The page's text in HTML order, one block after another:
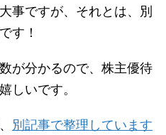
事ですが、それとは、別
す！
が分かるので、株主優待
しいです。
別記事で整理しています